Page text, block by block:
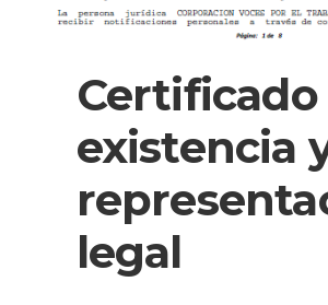
Certificado
existencia
legal